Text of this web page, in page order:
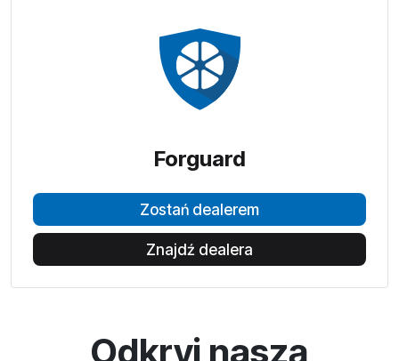
Forguard
Zostań dealerem
Znajdź dealera
Odkryj naszą